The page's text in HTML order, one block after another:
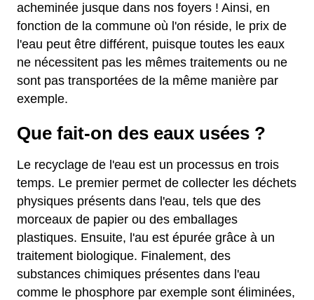
acheminée jusque dans nos foyers ! Ainsi, en
fonction de la commune où l'on réside, le prix de
l'eau peut être différent, puisque toutes les eaux
ne nécessitent pas les mêmes traitements ou ne
sont pas transportées de la même manière par
exemple.
Que fait-on des eaux usées ?
Le recyclage de l'eau est un processus en trois
temps. Le premier permet de collecter les déchets
physiques présents dans l'eau, tels que des
morceaux de papier ou des emballages
plastiques. Ensuite, l'au est épurée grâce à un
traitement biologique. Finalement, des
substances chimiques présentes dans l'eau
comme le phosphore par exemple sont éliminées,